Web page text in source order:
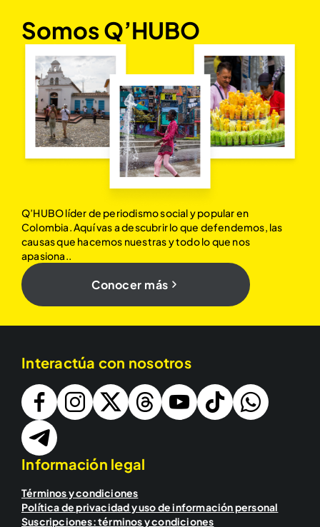
Somos Q’HUBO
Q’HUBO líder de periodismo social y popular en
Colombia. Aquí vas a descubrir lo que defendemos, las
causas que hacemos nuestras y todo lo que nos
apasiona..
Conocer más
Interactúa con nosotros
Información legal
Términos y condiciones
Política de privacidad y uso de información personal
Suscripciones: términos y condiciones